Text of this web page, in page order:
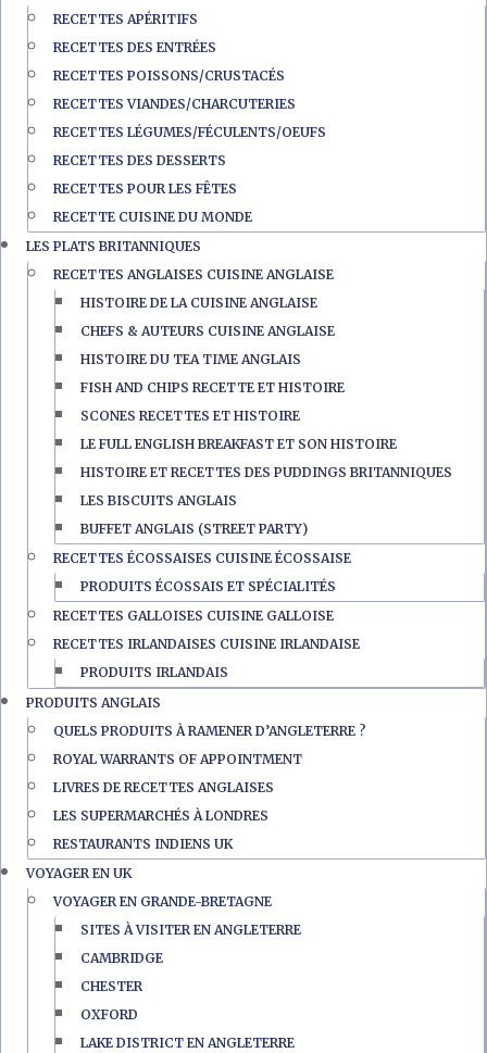
RECETTES APÉRITIFS
RECETTES DES ENTRÉES
RECETTES POISSONS/CRUSTACÉS
RECETTES VIANDES/CHARCUTERIES
RECETTES LÉGUMES/FÉCULENTS/OEUFS
RECETTES DES DESSERTS
RECETTES POUR LES FÊTES
RECETTE CUISINE DU MONDE
LES PLATS BRITANNIQUES
RECETTES ANGLAISES CUISINE ANGLAISE
HISTOIRE DE LA CUISINE ANGLAISE
CHEFS & AUTEURS CUISINE ANGLAISE
HISTOIRE DU TEA TIME ANGLAIS
FISH AND CHIPS RECETTE ET HISTOIRE
SCONES RECETTES ET HISTOIRE
LE FULL ENGLISH BREAKFAST ET SON HISTOIRE
HISTOIRE ET RECETTES DES PUDDINGS BRITANNIQUES
LES BISCUITS ANGLAIS
BUFFET ANGLAIS (STREET PARTY)
RECETTES ÉCOSSAISES CUISINE ÉCOSSAISE
PRODUITS ÉCOSSAIS ET SPÉCIALITÉS
RECETTES GALLOISES CUISINE GALLOISE
RECETTES IRLANDAISES CUISINE IRLANDAISE
PRODUITS IRLANDAIS
PRODUITS ANGLAIS
QUELS PRODUITS À RAMENER D’ANGLETERRE ?
ROYAL WARRANTS OF APPOINTMENT
LIVRES DE RECETTES ANGLAISES
LES SUPERMARCHÉS À LONDRES
RESTAURANTS INDIENS UK
VOYAGER EN UK
VOYAGER EN GRANDE-BRETAGNE
SITES À VISITER EN ANGLETERRE
CAMBRIDGE
CHESTER
OXFORD
LAKE DISTRICT EN ANGLETERRE